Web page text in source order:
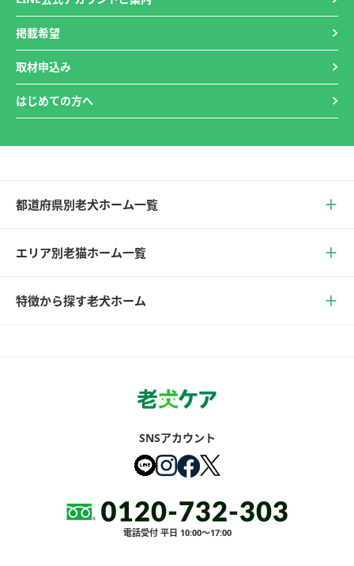
掲載希望
取材申込み
はじめての方へ
都道府県別老犬ホーム一覧
エリア別老猫ホーム一覧
特徴から探す老犬ホーム
SNSアカウント
電話受付 平日 10:00～17:00